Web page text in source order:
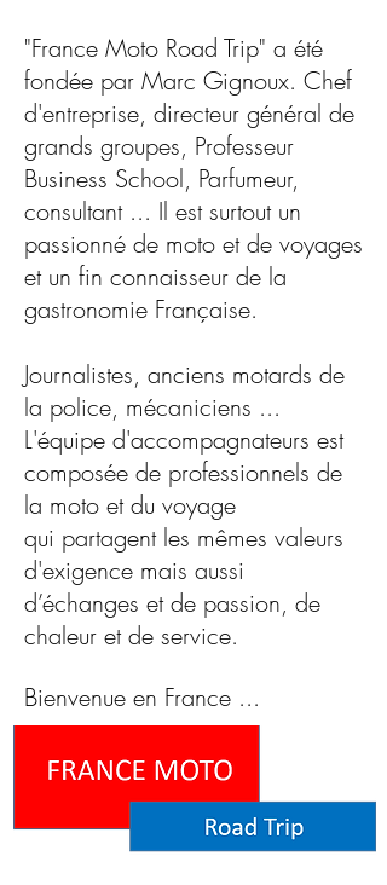
"France Moto Road Trip" a été
fondée par Marc Gignoux. Chef
d'entreprise, directeur général de
grands groupes, Professeur
Business School, Parfumeur,
consultant ... Il est surtout un
passionné de moto et de voyages
et un fin connaisseur de la
gastronomie Française.
Journalistes, anciens motards de
la police, mécaniciens ...
L'équipe d'accompagnateurs est
composée de professionnels de
la moto et du voyage
qui partagent les mêmes valeurs
d'exigence mais aussi
d’échanges et de passion, de
chaleur et de service.
Bienvenue en France ...